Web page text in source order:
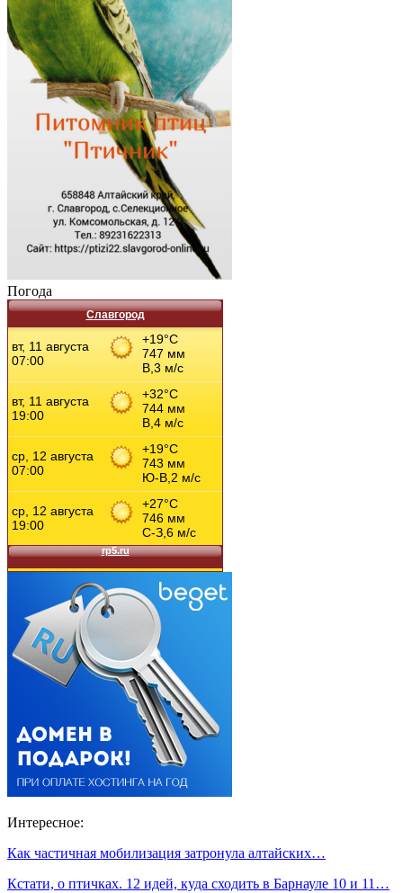
Погода
Славгород
Интересное:
Как частичная мобилизация затронула алтайских…
Кстати, о птичках. 12 идей, куда сходить в Барнауле 10 и 11…